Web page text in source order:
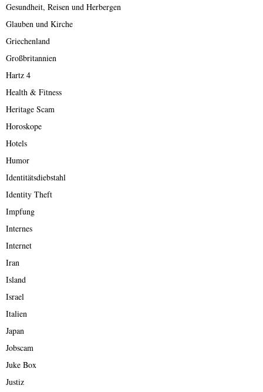
Gesundheit, Reisen und Herbergen
Glauben und Kirche
Griechenland
Großbritannien
Hartz 4
Health & Fitness
Heritage Scam
Horoskope
Hotels
Humor
Identitätsdiebstahl
Identity Theft
Impfung
Internes
Internet
Iran
Island
Israel
Italien
Japan
Jobscam
Juke Box
Justiz